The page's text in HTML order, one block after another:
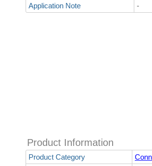
Application Note
-
Product Information
Product Category